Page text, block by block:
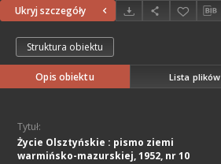
Ukryj szczegóły
Struktura obiektu
Opis obiektu Lista plików
Tytuł:
Życie Olsztyńskie : pismo ziemi
warmińsko-mazurskiej, 1952, nr 10